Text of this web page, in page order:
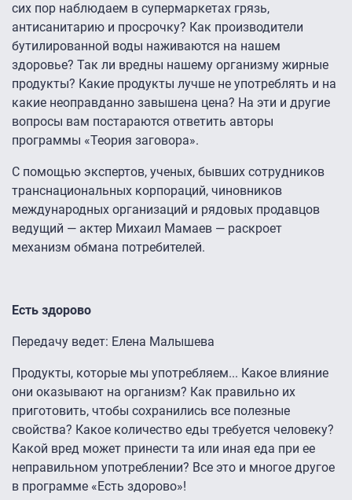
сих пор наблюдаем в супермаркетах грязь,
антисанитарию и просрочку? Как производители
бутилированной воды наживаются на нашем
здоровье? Так ли вредны нашему организму жирные
продукты? Какие продукты лучше не употреблять и на
какие неоправданно завышена цена? На эти и другие
вопросы вам постараются ответить авторы
программы «Теория заговора».
С помощью экспертов, ученых, бывших сотрудников
транснациональных корпораций, чиновников
международных организаций и рядовых продавцов
ведущий — актер Михаил Мамаев — раскроет
механизм обмана потребителей.
Есть здорово
Передачу ведет: Елена Малышева
Продукты, которые мы употребляем... Какое влияние
они оказывают на организм? Как правильно их
приготовить, чтобы сохранились все полезные
свойства? Какое количество еды требуется человеку?
Какой вред может принести та или иная еда при ее
неправильном употреблении? Все это и многое другое
в программе «Есть здорово»!